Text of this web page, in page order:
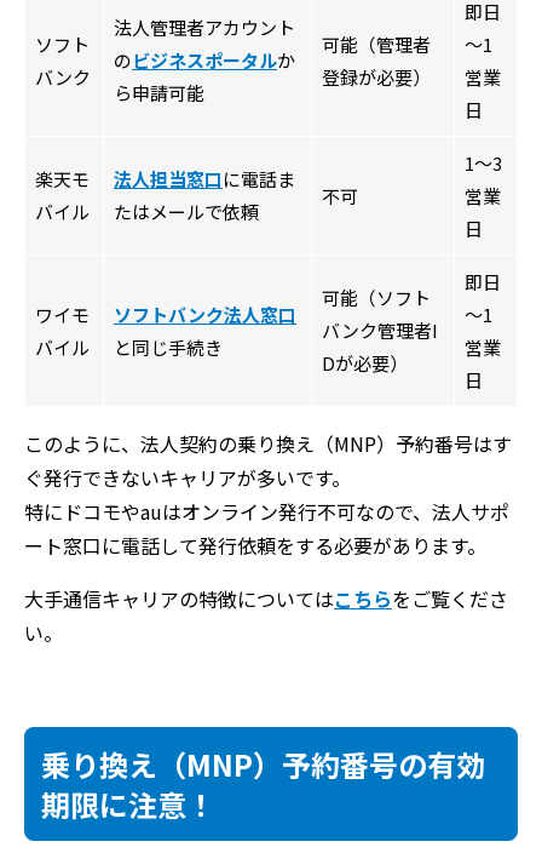
ソフト
バンク
法人管理者アカウント
のビジネスポータルか
ら申請可能
可能（管理者
登録が必要）
即日
～1
営業
日
楽天モ
バイル
法人担当窓口に電話ま
たはメールで依頼
不可
1～3
営業
日
ワイモ
バイル
ソフトバンク法人窓口
と同じ手続き
可能（ソフト
バンク管理者I
Dが必要）
即日
～1
営業
日
このように、法人契約の乗り換え（MNP）予約番号はす
ぐ発行できないキャリアが多いです。
特にドコモやauはオンライン発行不可なので、法人サポ
ート窓口に電話して発行依頼をする必要があります。
大手通信キャリアの特徴についてはこちらをご覧くださ
い。
乗り換え（MNP）予約番号の有効
期限に注意！